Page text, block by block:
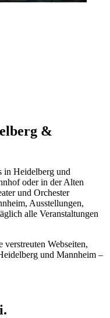
&
in Heidelberg und
oder in der Alten
und Orchester
Ausstellungen,
alle Veranstaltungen
Webseiten,
und Mannheim –